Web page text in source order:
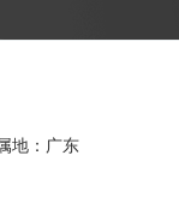
地：广东